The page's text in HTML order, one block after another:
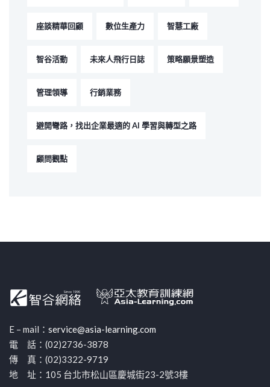
座談精華回顧 數位生產力 智慧工廠
智谷活動 未來人飛行日誌 策略願景塑造
管理領導 行銷業務
避開彎路，找出企業最適的 AI 學習與轉型之路
顧問觀點
E – mail： service@asia-learning.com
電 話：(02)2736-3878
傳 真：(02)3322-9719
地 址：105 台北市松山區慶城街23-2號3樓